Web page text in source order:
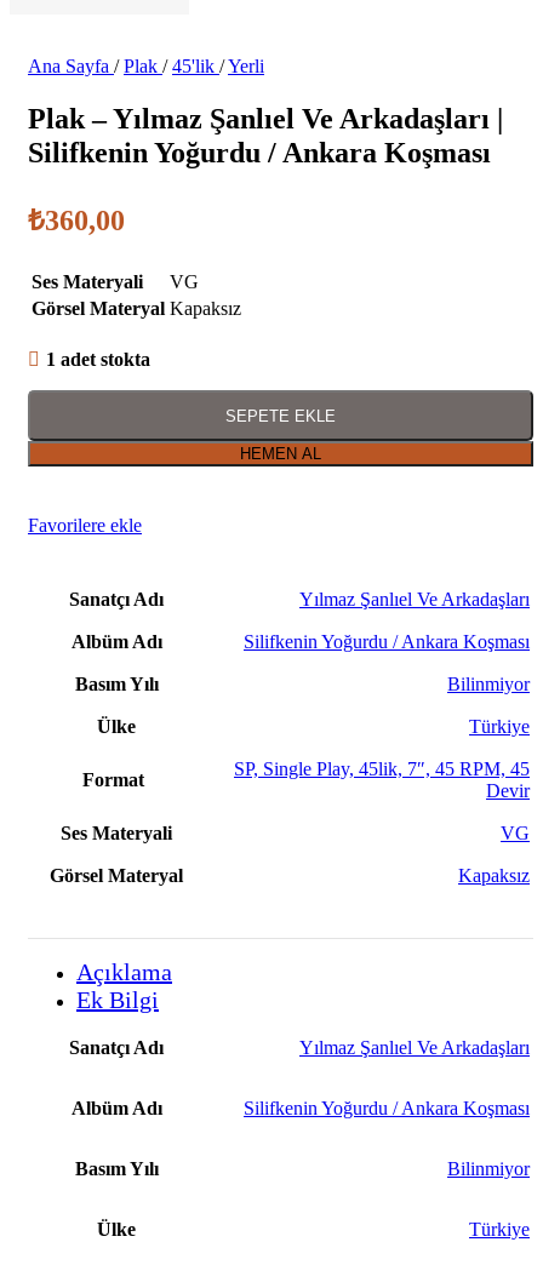
Ana Sayfa / Plak / 45'lik /Yerli
Plak – Yılmaz Şanlıel Ve Arkadaşları |
Silifkenin Yoğurdu / Ankara Koşması
₺360,00
Ses Materyali
VG
Görsel Materyal Kapaksız
1 adet stokta
SEPETE EKLE
HEMEN AL
Favorilere ekle
Sanatçı Adı Yılmaz Şanlıel Ve Arkadaşları
Albüm Adı Silifkenin Yoğurdu / Ankara Koşması
Basım Yılı Bilinmiyor
Ülke Türkiye
Format
SP, Single Play, 45lik, 7″, 45 RPM, 45
Devir
Ses Materyali VG
Görsel Materyal Kapaksız
Açıklama
Ek Bilgi
Sanatçı Adı Yılmaz Şanlıel Ve Arkadaşları
Albüm Adı Silifkenin Yoğurdu / Ankara Koşması
Basım Yılı Bilinmiyor
Ülke Türkiye